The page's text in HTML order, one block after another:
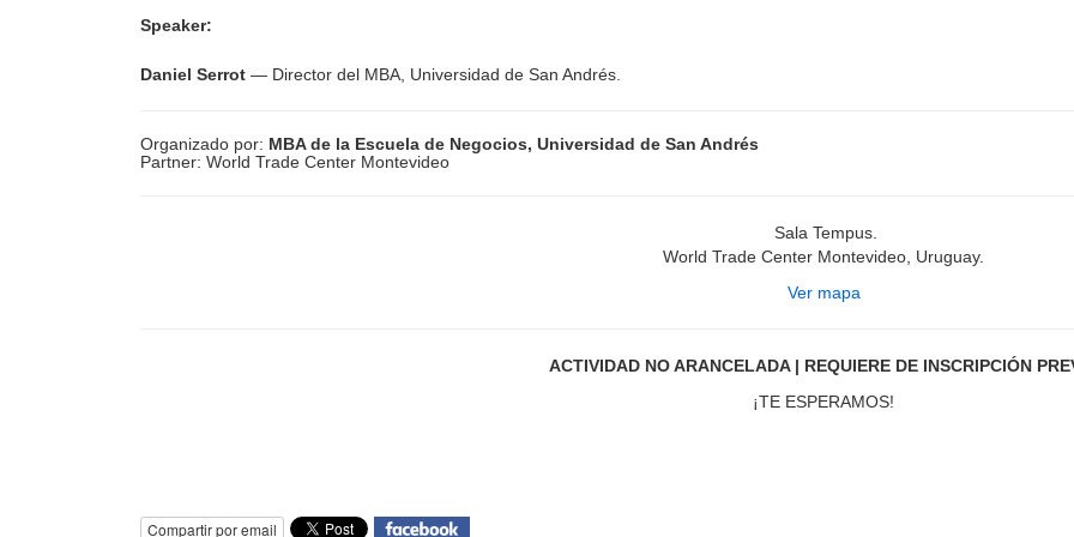
Speaker:
Daniel Serrot — Director del MBA, Universidad de San Andrés.
Organizado por: MBA de la Escuela de Negocios, Universidad de San Andrés
Partner: World Trade Center Montevideo
Sala Tempus.
World Trade Center Montevideo, Uruguay.
Ver mapa
ACTIVIDAD NO ARANCELADA | REQUIERE DE INSCRIPCIÓN
¡TE ESPERAMOS!
Compartir por email